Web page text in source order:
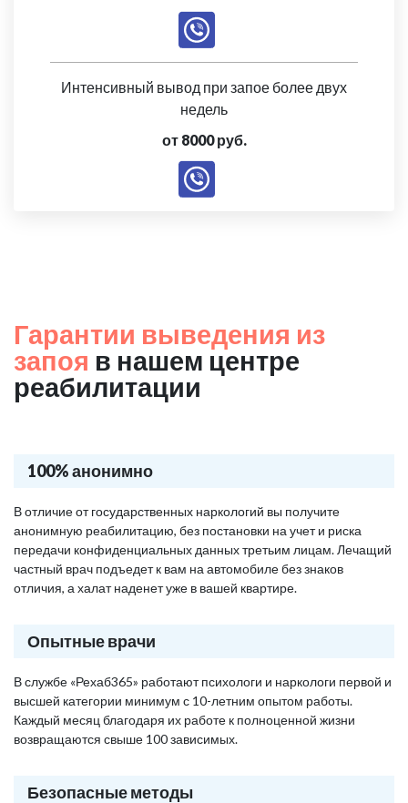
Интенсивный вывод при запое более двух
недель
от 8000 руб.
Гарантии выведения из
запоя в нашем центре
реабилитации
100% анонимно
В отличие от государственных наркологий вы получите
анонимную реабилитацию, без постановки на учет и риска
передачи конфиденциальных данных третьим лицам. Лечащий
частный врач подъедет к вам на автомобиле без знаков
отличия, а халат наденет уже в вашей квартире.
Опытные врачи
В службе «Рехаб365» работают психологи и наркологи первой и
высшей категории минимум с 10-летним опытом работы.
Каждый месяц благодаря их работе к полноценной жизни
возвращаются свыше 100 зависимых.
Безопасные методы